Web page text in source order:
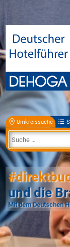
Umkreissuche
und die
Mit dem Deutschen